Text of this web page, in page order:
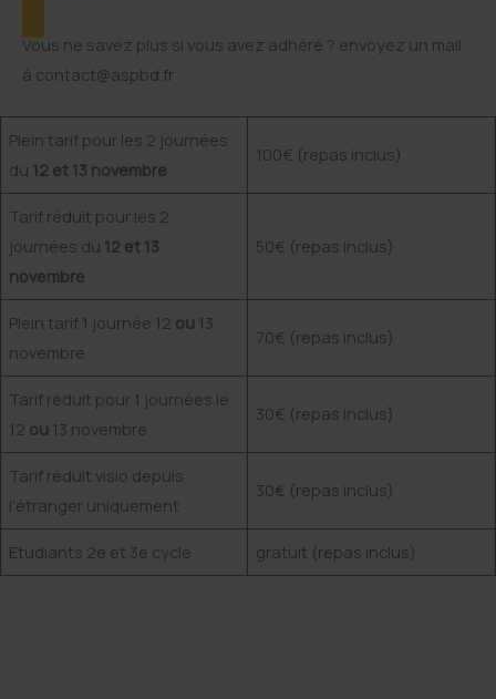
Vous ne savez plus si vous avez adhéré ? envoyez un mail
à contact@aspbd.fr
Plein tarif pour les 2 journées
du 12 et 13 novembre
100€ (repas inclus)
Tarif réduit pour les 2
journées du 12 et 13
novembre
50€ (repas inclus)
Plein tarif 1 journée 12 ou 13
novembre
70€ (repas inclus)
Tarif réduit pour 1 journées le
12 ou 13 novembre
30€ (repas inclus)
Tarif réduit visio depuis
l’étranger uniquement
30€ (repas inclus)
Etudiants 2e et 3e cycle gratuit (repas inclus)